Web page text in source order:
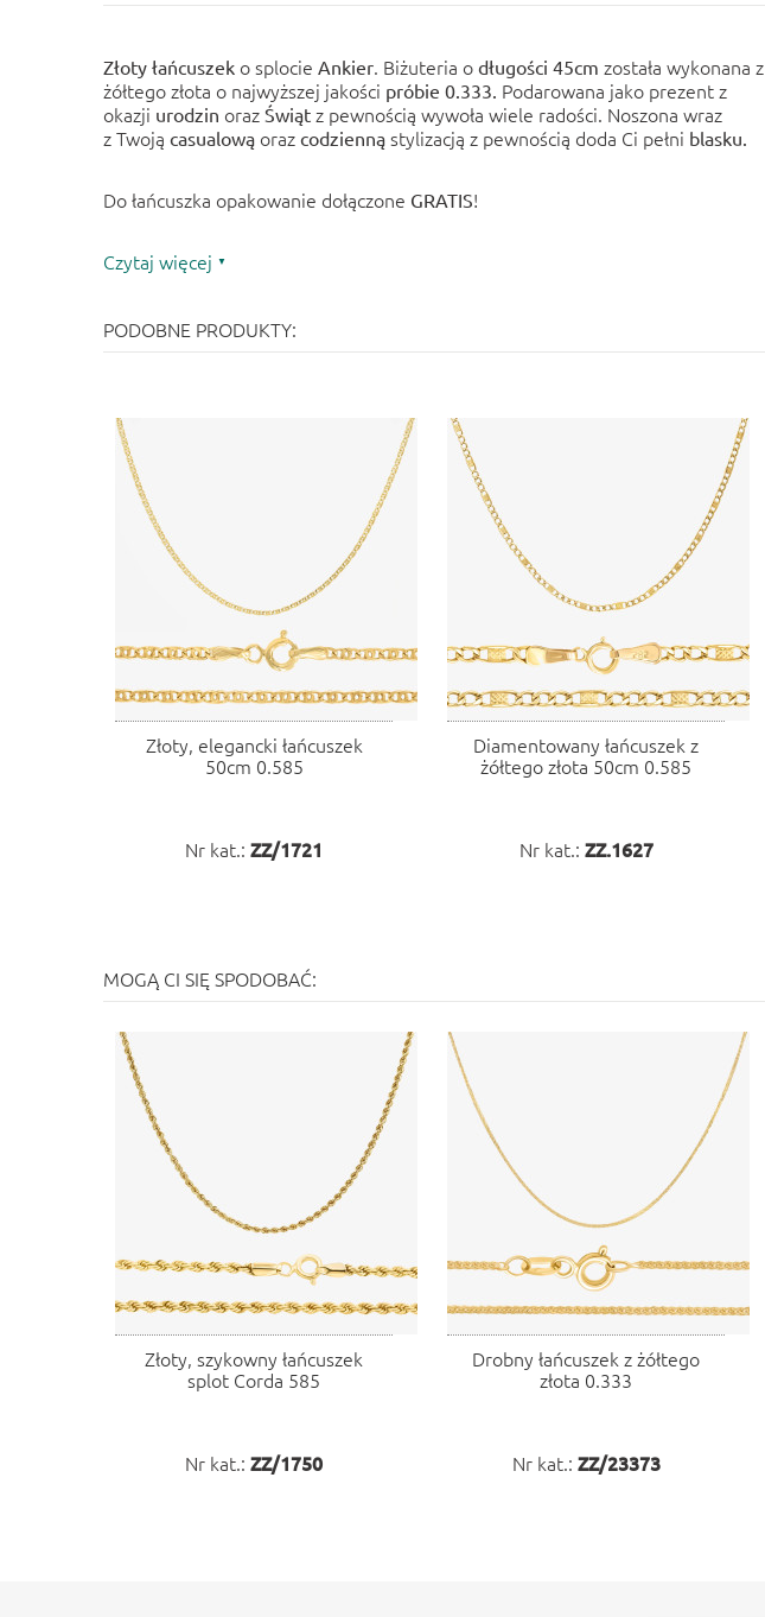
Złoty łańcuszek o splocie Ankier. Biżuteria o długości 45cm została wykonana z
żółtego złota o najwyższej jakości próbie 0.333. Podarowana jako prezent z
okazji urodzin oraz Świąt z pewnością wywoła wiele radości. Noszona wraz
z Twoją casualową oraz codzienną stylizacją z pewnością doda Ci pełni blasku.
Do łańcuszka opakowanie dołączone GRATIS!
Czytaj więcej
PODOBNE PRODUKTY:
Złoty, elegancki łańcuszek
50cm 0.585
Nr kat.: ZZ/1721
Diamentowany łańcuszek z
żółtego złota 50cm 0.585
Nr kat.: ZZ.1627
MOGĄ CI SIĘ SPODOBAĆ:
Złoty, szykowny łańcuszek
splot Corda 585
Nr kat.: ZZ/1750
Drobny łańcuszek z żółtego
złota 0.333
Nr kat.: ZZ/23373